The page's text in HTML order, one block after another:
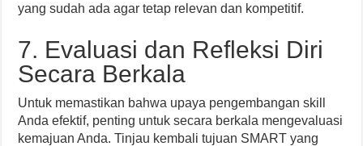
yang sudah ada agar tetap relevan dan kompetitif.
7. Evaluasi dan Refleksi Diri
Secara Berkala
Untuk memastikan bahwa upaya pengembangan skill
Anda efektif, penting untuk secara berkala mengevaluasi
kemajuan Anda. Tinjau kembali tujuan SMART yang